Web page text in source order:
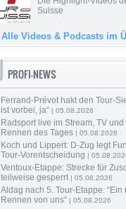
Suisse
Alle Videos & Podcasts im
PROFI-NEWS
Ferrand-Prévot hakt den Tour-
ist vorbei, ja“ | 05.08.2026
Radsport live im Stream, TV und
Rennen des Tages | 05.08.2026
Koch und Lippert: D-Zug legt
Tour-Vorentscheidung |
Ventoux-Etappe: Strecke für
teilweise gesperrt| 05.08.2026
Aldag nach 5. Tour-Etappe: “Ein
Rennen von uns“ | 05.08.2026